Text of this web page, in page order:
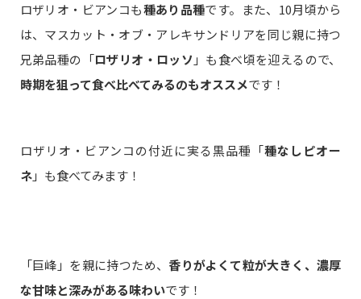
ロザリオ・ビアンコも種あり品種です。また、10月頃から
は、マスカット・オブ・アレキサンドリアを同じ親に持つ
兄弟品種の「ロザリオ・ロッソ 」も食べ頃を迎えるので、
時期を狙って食べ比べてみるのもオススメです！
ロザリオ・ビアンコの付近に実る黒品種「種なしピオー
ネ」も食べてみます！
「巨峰」を親に持つため、 香りがよくて粒が大きく、濃厚
な甘味と深みがある味わいです！